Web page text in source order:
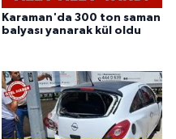
Karaman'da 300 ton saman
balyası yanarak kül oldu